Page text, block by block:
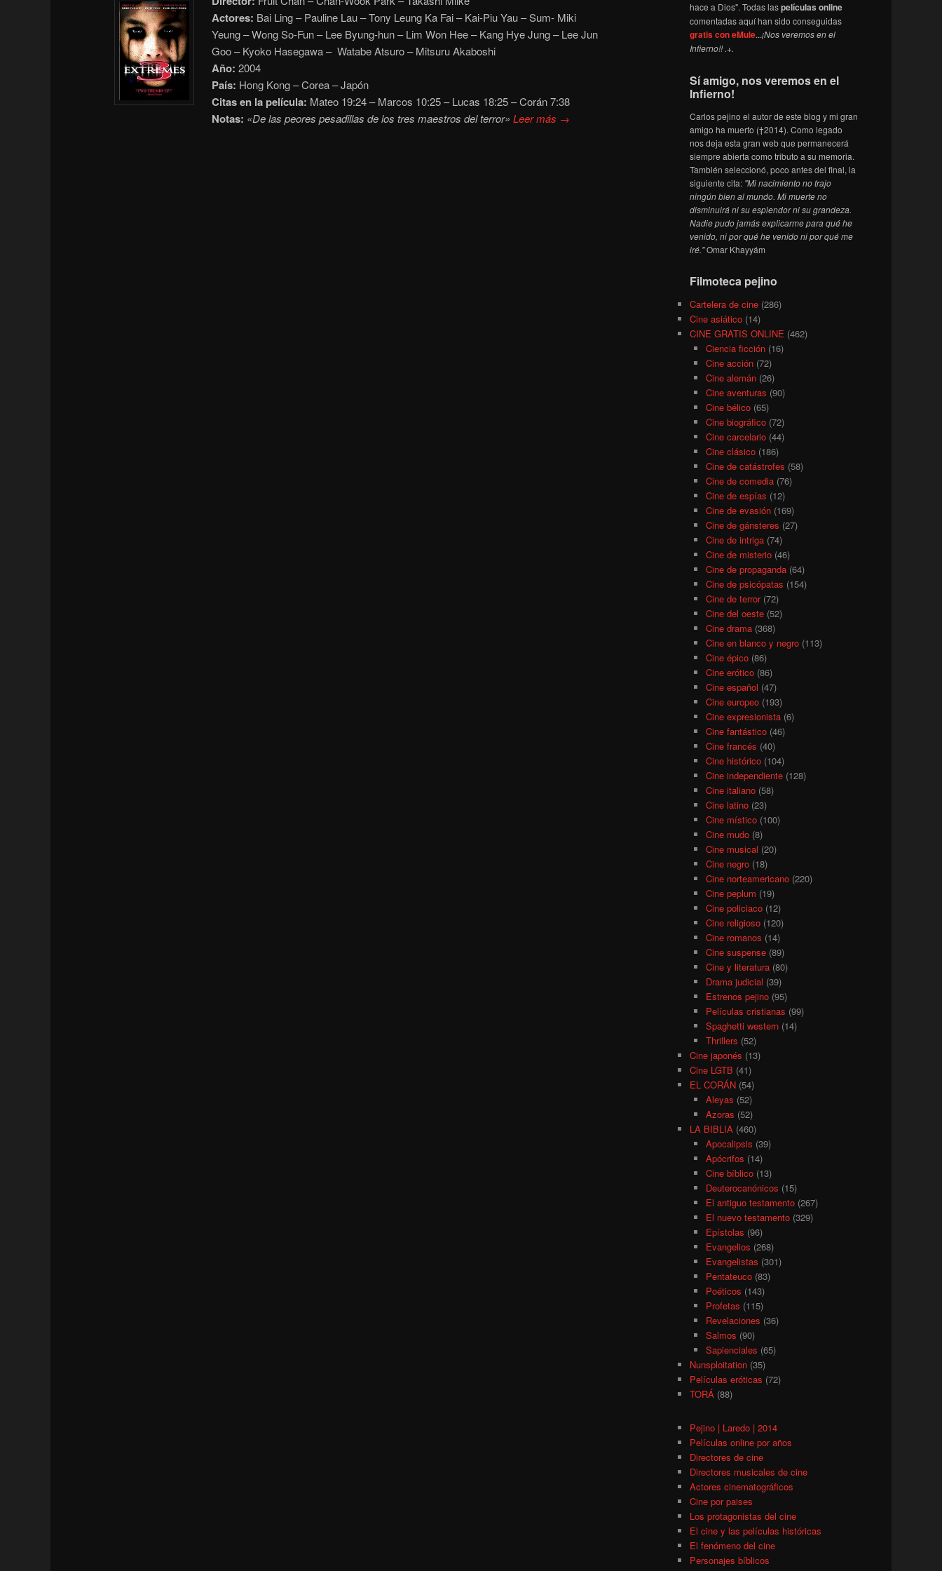
Actores: Bai Ling – Pauline Lau – Tony Leung Ka Fai – Kai-Piu Yau – Sum- Miki
Yeung – Wong So-Fun – Lee Byung-hun – Lim Won Hee – Kang Hye Jung – Lee Jun
Goo – Kyoko Hasegawa – Watabe Atsuro – Mitsuru Akaboshi
Año: 2004
País: Hong Kong – Corea – Japón
Citas en la película: Mateo 19:24 – Marcos 10:25 – Lucas 18:25 – Corán 7:38
Notas: «De las peores pesadillas de los tres maestros del terror» Leer más →
hace a Dios". Todas laspelículas online
comentadas aquí han sido conseguidas
gratis con eMule...¡Nos veremos en el
Infierno!! .+.
Sí amigo, nos veremos en el
Infierno!
Carlos pejino el autor de este blog y mi gran
amigo ha muerto (†2014). Como legado
nos deja esta gran web que permanecerá
siempre abierta como tributo a su memoria.
También seleccionó, poco antes del final, la
siguiente cita: "Mi nacimiento no trajo
ningún bien al mundo. Mi muerte no
disminuirá ni su esplendor ni su grandeza.
Nadie pudo jamás explicarme para qué he
venido, ni por qué he venido ni por qué me
iré."Omar Khayyám
Filmoteca pejino
Cartelera de cine (286)
Cine asiático (14)
CINE GRATIS ONLINE (462)
Ciencia ficción(16)
Cine acción(72)
Cine alemán(26)
Cine aventuras (90)
Cine bélico(65)
Cine biográfico(72)
Cine carcelario(44)
Cine clásico(186)
Cine de catástrofes (58)
Cine de comedia(76)
Cine de espías (12)
Cine de evasión(169)
Cine de gánsteres (27)
Cine de intriga(74)
Cine de misterio(46)
Cine de propaganda(64)
Cine de psicópatas (154)
Cine de terror(72)
Cine del oeste(52)
Cine drama(368)
Cine en blanco y negro(113)
Cine épico(86)
Cine erótico(86)
Cine español (47)
Cine europeo(193)
Cine expresionista(6)
Cine fantástico(46)
Cine francés (40)
Cine histórico(104)
Cine independiente(128)
Cine italiano(58)
Cine latino(23)
Cine místico(100)
Cine mudo(8)
Cine musical (20)
Cine negro(18)
Cine norteamericano(220)
Cine peplum (19)
Cine policiaco(12)
Cine religioso(120)
Cine romanos (14)
Cine suspense(89)
Cine y literatura(80)
Drama judicial (39)
Estrenos pejino(95)
Películas cristianas (99)
Spaghetti western(14)
Thrillers (52)
Cine japonés (13)
Cine LGTB (41)
EL CORÁN (54)
Aleyas (52)
Azoras (52)
LA BIBLIA (460)
Apocalipsis (39)
Apócrifos (14)
Cine bíblico(13)
Deuterocanónicos (15)
El antiguo testamento(267)
El nuevo testamento(329)
Epístolas (96)
Evangelios (268)
Evangelistas (301)
Pentateuco(83)
Poéticos (143)
Profetas (115)
Revelaciones (36)
Salmos (90)
Sapienciales (65)
Nunsploitation (35)
Películas eróticas (72)
TORÁ (88)
Pejino | Laredo | 2014
Películas online por años
Directores de cine
Directores musicales de cine
Actores cinematográficos
Cine por paises
Los protagonistas del cine
El cine y las películas históricas
El fenómeno del cine
Personajes bíblicos